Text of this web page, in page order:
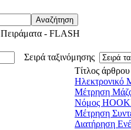
Πειράματα - FLASH
Σειρά ταξινόμησης
Τίτλος άρθρου
Ηλεκτρονικό
Μέτρηση
Νόμος
Μέτρηση
Διατήρηση